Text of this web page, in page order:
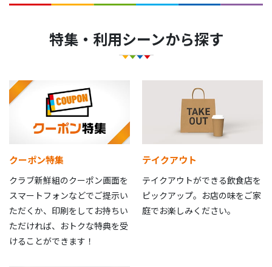
特集・利用シーンから探す
クーポン特集
クラブ新鮮組のクーポン画面を
スマートフォンなどでご提示い
ただくか、印刷をしてお持ちい
ただければ、おトクな特典を受
けることができます！
テイクアウト
テイクアウトができる飲食店を
ピックアップ。お店の味をご家
庭でお楽しみください。